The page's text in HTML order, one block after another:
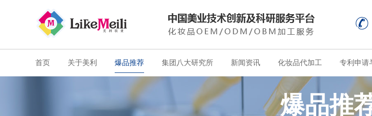
首页 关于美利 爆品推荐 集团八大研究所 新闻资讯 化妆品代加工 专利申请
爆品推